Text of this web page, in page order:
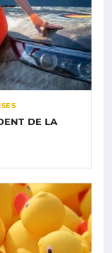
DE LA